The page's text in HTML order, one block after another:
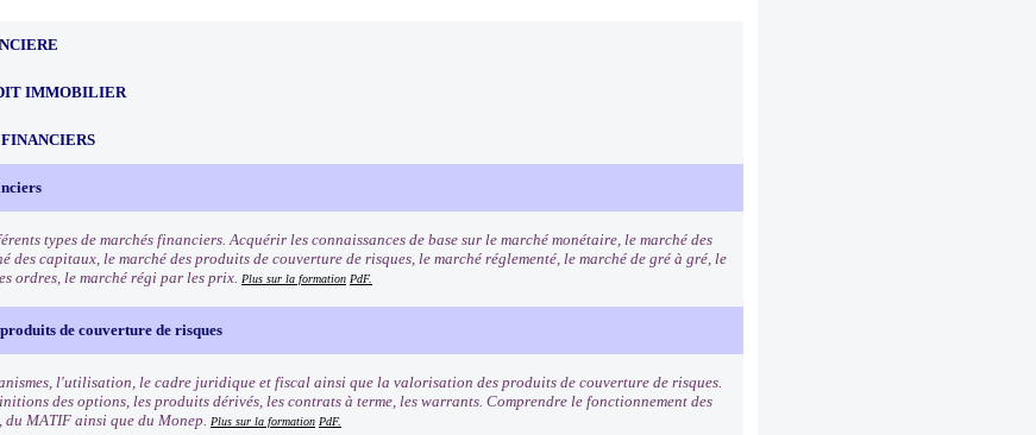
IMMOBILIER
types de marchés financiers. Acquérir les connaissances de base sur le marché monétaire, le marché des
des capitaux, le marché des produits de couverture de risques, le marché réglementé, le marché de gré à gré, le
ordres, le marché régi par les prix. Plus sur la formation PdF.
de couverture de risques
l'utilisation, le cadre juridique et fiscal ainsi que la valorisation des produits de couverture de risques.
des options, les produits dérivés, les contrats à terme, les warrants. Comprendre le fonctionnement des
du MATIF ainsi que du Monep. Plus sur la formation PdF.